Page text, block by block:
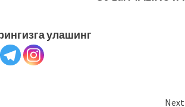
улашинг
Next